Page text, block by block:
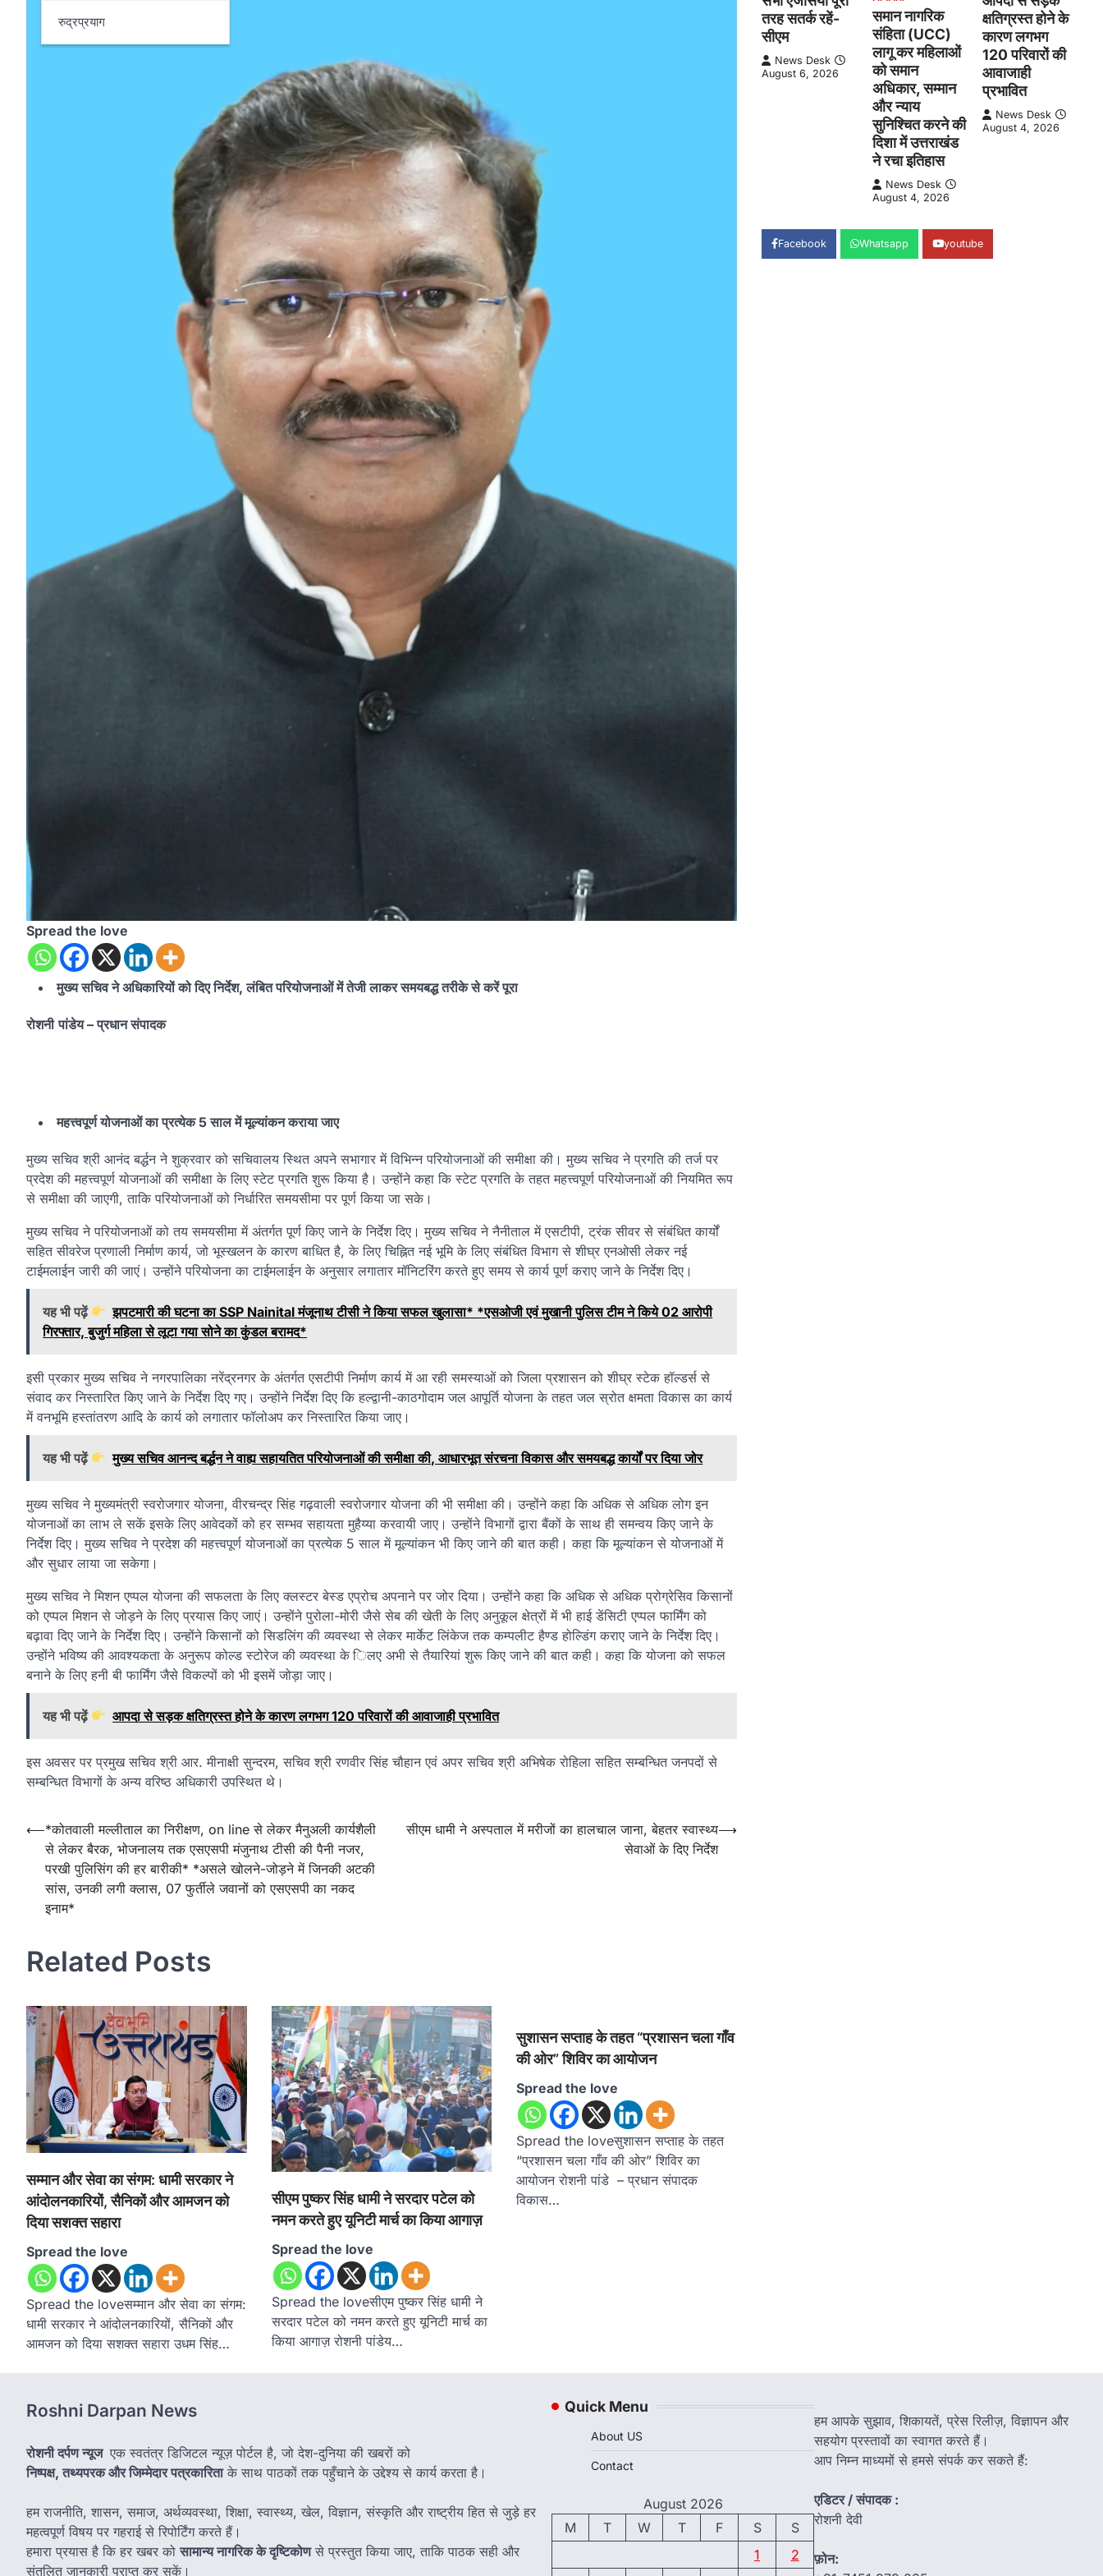
रुद्रप्रयाग
Spread the love
मुख्य सचिव ने अधिकारियों को दिए निर्देश, लंबित परियोजनाओं में तेजी लाकर समयबद्ध तरीके से करें पूरा
रोशनी पांडेय– प्रधान संपादक
महत्त्वपूर्ण योजनाओं का प्रत्येक 5 साल में मूल्यांकन कराया जाए
मुख्य सचिव श्री आनंद बर्द्धन ने शुक्रवार को सचिवालय स्थित अपने सभागार में विभिन्न परियोजनाओं की समीक्षा की। मुख्य सचिव ने प्रगति की तर्ज पर
प्रदेश की महत्त्वपूर्ण योजनाओं की समीक्षा के लिए स्टेट प्रगति शुरू किया है। उन्होंने कहा कि स्टेट प्रगति के तहत महत्त्वपूर्ण परियोजनाओं की नियमित रूप
से समीक्षा की जाएगी, ताकि परियोजनाओं को निर्धारित समयसीमा पर पूर्ण किया जा सके।
मुख्य सचिव ने परियोजनाओं को तय समयसीमा में अंतर्गत पूर्ण किए जाने के निर्देश दिए। मुख्य सचिव ने नैनीताल में एसटीपी, ट्रंक सीवर से संबंधित कार्यों
सहित सीवरेज प्रणाली निर्माण कार्य, जो भूस्खलन के कारण बाधित है, के लिए चिह्नित नई भूमि के लिए संबंधित विभाग से शीघ्र एनओसी लेकर नई
टाईमलाईन जारी की जाएं। उन्होंने परियोजना का टाईमलाईन के अनुसार लगातार मॉनिटरिंग करते हुए समय से कार्य पूर्ण कराए जाने के निर्देश दिए।
यह भी पढ़ें
झपटमारी की घटना का SSP Nainital मंजूनाथ टीसी ने किया सफल खुलासा* *एसओजी एवं मुखानी पुलिस टीम ने किये 02 आरोपी
गिरफ्तार, बुजुर्ग महिला से लूटा गया सोने का कुंडल बरामद*
इसी प्रकार मुख्य सचिव ने नगरपालिका नरेंद्रनगर के अंतर्गत एसटीपी निर्माण कार्य में आ रही समस्याओं को जिला प्रशासन को शीघ्र स्टेक हॉल्डर्स से
संवाद कर निस्तारित किए जाने के निर्देश दिए गए। उन्होंने निर्देश दिए कि हल्द्वानी-काठगोदाम जल आपूर्ति योजना के तहत जल स्रोत क्षमता विकास का कार्य
में वनभूमि हस्तांतरण आदि के कार्य को लगातार फॉलोअप कर निस्तारित किया जाए।
यह भी पढ़ें मुख्य सचिव आनन्द बर्द्धन ने वाह्य सहायतित परियोजनाओं की समीक्षा की, आधारभूत संरचना विकास और समयबद्ध कार्यों पर दिया जोर
मुख्य सचिव ने मुख्यमंत्री स्वरोजगार योजना, वीरचन्द्र सिंह गढ़वाली स्वरोजगार योजना की भी समीक्षा की। उन्होंने कहा कि अधिक से अधिक लोग इन
योजनाओं का लाभ ले सकें इसके लिए आवेदकों को हर सम्भव सहायता मुहैय्या करवायी जाए। उन्होंने विभागों द्वारा बैंकों के साथ ही समन्वय किए जाने के
निर्देश दिए। मुख्य सचिव ने प्रदेश की महत्त्वपूर्ण योजनाओं का प्रत्येक 5 साल में मूल्यांकन भी किए जाने की बात कही। कहा कि मूल्यांकन से योजनाओं में
और सुधार लाया जा सकेगा।
मुख्य सचिव ने मिशन एप्पल योजना की सफलता के लिए क्लस्टर बेस्ड एप्रोच अपनाने पर जोर दिया। उन्होंने कहा कि अधिक से अधिक प्रोग्रेसिव किसानों
को एप्पल मिशन से जोड़ने के लिए प्रयास किए जाएं। उन्होंने पुरोला-मोरी जैसे सेब की खेती के लिए अनुकूल क्षेत्रों में भी हाई डेंसिटी एप्पल फार्मिंग को
बढ़ावा दिए जाने के निर्देश दिए। उन्होंने किसानों को सिडलिंग की व्यवस्था से लेकर मार्केट लिंकेज तक कम्पलीट हैण्ड होल्डिंग कराए जाने के निर्देश दिए।
उन्होंने भविष्य की आवश्यकता के अनुरूप कोल्ड स्टोरेज की व्यवस्था के िलए अभी से तैयारियां शुरू किए जाने की बात कही। कहा कि योजना को सफल
बनाने के लिए हनी बी फार्मिंग जैसे विकल्पों को भी इसमें जोड़ा जाए।
यह भी पढ़ें आपदा से सड़क क्षतिग्रस्त होने के कारण लगभग 120 परिवारों की आवाजाही प्रभावित
इस अवसर पर प्रमुख सचिव श्री आर. मीनाक्षी सुन्दरम, सचिव श्री रणवीर सिंह चौहान एवं अपर सचिव श्री अभिषेक रोहिला सहित सम्बन्धित जनपदों से
सम्बन्धित विभागों के अन्य वरिष्ठ अधिकारी उपस्थित थे।
Post
navigation
⟵*कोतवाली मल्लीताल का निरीक्षण, on line से लेकर मैनुअली कार्यशैली
से लेकर बैरक, भोजनालय तक एसएसपी मंजुनाथ टीसी की पैनी नजर,
परखी पुलिसिंग की हर बारीकी* *असले खोलने-जोड़ने में जिनकी अटकी
सांस, उनकी लगी क्लास, 07 फुर्तीले जवानों को एसएसपी का नकद
इनाम*
सीएम धामी ने अस्पताल में मरीजों का हालचाल जाना, बेहतर स्वास्थ्य
सेवाओं के दिए निर्देश
⟶
Related Posts
सम्मान और सेवा का संगम: धामी सरकार ने
आंदोलनकारियों, सैनिकों और आमजन को
दिया सशक्त सहारा
Spread the love
Spread the loveसम्मान और सेवा का संगम:
धामी सरकार ने आंदोलनकारियों, सैनिकों और
आमजन को दिया सशक्त सहारा उधम सिंह…
सीएम पुष्कर सिंह धामी ने सरदार पटेल को
नमन करते हुए यूनिटी मार्च का किया आगाज़
Spread the love
Spread the loveसीएम पुष्कर सिंह धामी ने
सरदार पटेल को नमन करते हुए यूनिटी मार्च का
किया आगाज़ रोशनी पांडेय…
सुशासन सप्ताह के तहत “प्रशासन चला गाँव
की ओर” शिविर का आयोजन
Spread the love
Spread the loveसुशासन सप्ताह के तहत
“प्रशासन चला गाँव की ओर” शिविर का
आयोजन रोशनी पांडे – प्रधान संपादक
विकास…
तरह सतर्क रहें-
सीएम
News Desk
August 6, 2026
समान नागरिक
संहिता (UCC)
लागू कर महिलाओं
को समान
अधिकार, सम्मान
और न्याय
सुनिश्चित करने की
दिशा में उत्तराखंड
ने रचा इतिहास
News Desk
August 4, 2026
क्षतिग्रस्त होने के
कारण लगभग
120 परिवारों की
आवाजाही
प्रभावित
News Desk
August 4, 2026
Facebook Whatsapp youtube
Roshni Darpan News
रोशनी दर्पण न्यूज एक स्वतंत्र डिजिटल न्यूज़ पोर्टल है, जो देश-दुनिया की खबरों को
निष्पक्ष, तथ्यपरक और जिम्मेदार पत्रकारिताके साथ पाठकों तक पहुँचाने के उद्देश्य से कार्य करता है।
हम राजनीति, शासन, समाज, अर्थव्यवस्था, शिक्षा, स्वास्थ्य, खेल, विज्ञान, संस्कृति और राष्ट्रीय हित से जुड़े हर
महत्वपूर्ण विषय पर गहराई से रिपोर्टिंग करते हैं।
हमारा प्रयास है कि हर खबर कोसामान्य नागरिक के दृष्टिकोणसे प्रस्तुत किया जाए, ताकि पाठक सही और
संतुलित जानकारी प्राप्त कर सकें।
Quick Menu
About US
Contact
August 2026
M
T W T F S
S
1
2
हम आपके सुझाव, शिकायतें, प्रेस रिलीज़, विज्ञापन और
सहयोग प्रस्तावों का स्वागत करते हैं।
आप निम्न माध्यमों से हमसे संपर्क कर सकते हैं:
एडिटर / संपादक :
रोशनी देवी
फ़ोन: